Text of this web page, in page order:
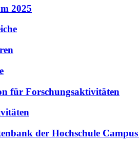
2025
für Forschungsaktivitäten
der Hochschule